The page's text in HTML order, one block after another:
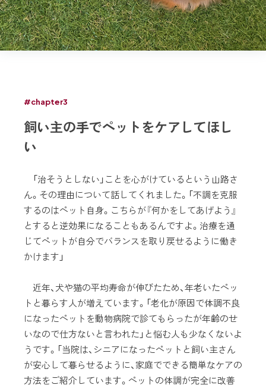
#chapter3
飼い主の手でペットをケアしてほし
い
「治そうとしない」ことを心がけているという山路さ
ん。その理由について話してくれました。「不調を克服
するのはペット自身。こちらが『何かをしてあげよう』
とすると逆効果になることもあるんですよ。治療を通
じてペットが自分でバランスを取り戻せるように働き
かけます」
近年、犬や猫の平均寿命が伸びたため、年老いたペッ
トと暮らす人が増えています。「老化が原因で体調不良
になったペットを動物病院で診てもらったが年齢のせ
いなので仕方ないと言われた」と悩む人も少なくないよ
うです。「当院は、シニアになったペットと飼い主さん
が安心して暮らせるように、家庭でできる簡単なケアの
方法をご紹介しています。ペットの体調が完全に改善